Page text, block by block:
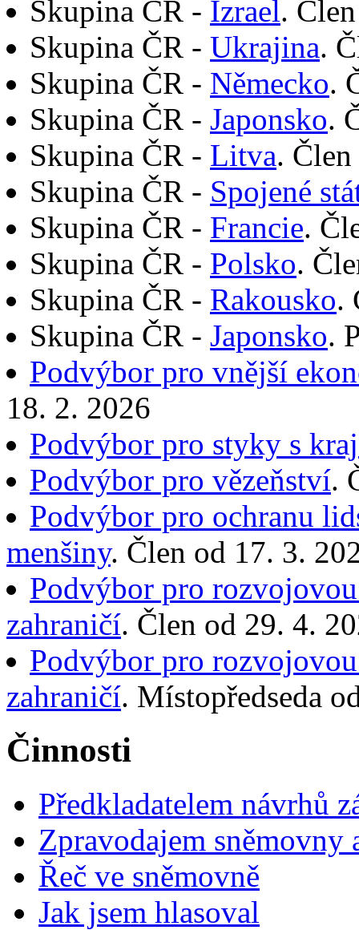
Skupina ČR - Izrael.
Skupina ČR - Ukrajina.
Skupina ČR - Německo.
Skupina ČR - Japonsko.
Skupina ČR - Litva.
Skupina ČR - Spojené
Skupina ČR - Francie.
Skupina ČR - Polsko.
Skupina ČR - Rakousko.
Skupina ČR - Japonsko.
Podvýbor pro vnější
18. 2. 2026
Podvýbor pro styky s
Podvýbor pro vězeňství.
Podvýbor pro ochranu
menšiny. Člen od 17. 3.
Podvýbor pro
zahraničí. Člen od 29. 4.
Podvýbor pro
zahraničí. Místopředseda
Činnosti
Předkladatelem návrhů
Zpravodajem
Řeč ve sněmovně
Jak jsem hlasoval